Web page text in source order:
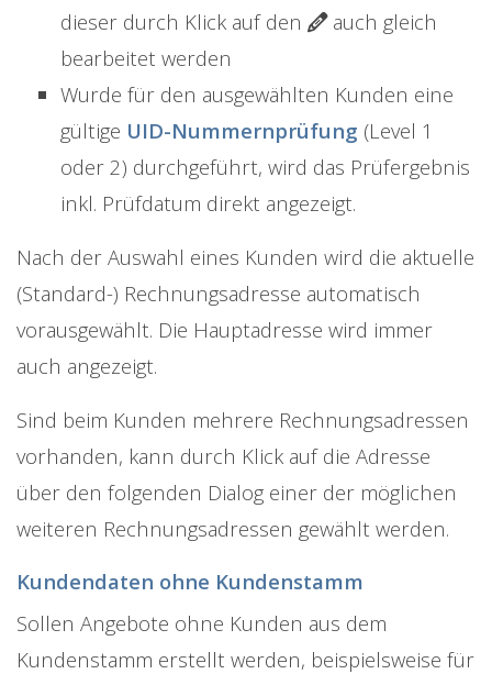
dieser durch Klick auf den
auch gleich
bearbeitet werden
Wurde für den ausgewählten Kunden eine
gültige UID-Nummernprüfung (Level 1
oder 2) durchgeführt, wird das Prüfergebnis
inkl. Prüfdatum direkt angezeigt.
Nach der Auswahl eines Kunden wird die aktuelle
(Standard-) Rechnungsadresse automatisch
vorausgewählt. Die Hauptadresse wird immer
auch angezeigt.
Sind beim Kunden mehrere Rechnungsadressen
vorhanden, kann durch Klick auf die Adresse
über den folgenden Dialog einer der möglichen
weiteren Rechnungsadressen gewählt werden.
Kundendaten ohne Kundenstamm
Sollen Angebote ohne Kunden aus dem
Kundenstamm erstellt werden, beispielsweise für